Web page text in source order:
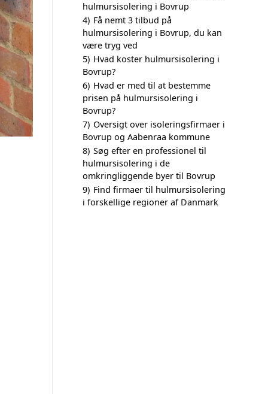
hulmursisolering i Bovrup
4) Få nemt 3 tilbud på
hulmursisolering i Bovrup, du kan
være tryg ved
5) Hvad koster hulmursisolering i
Bovrup?
6) Hvad er med til at bestemme
prisen på hulmursisolering i
Bovrup?
7) Oversigt over isoleringsfirmaer i
Bovrup og Aabenraa kommune
8) Søg efter en professionel til
hulmursisolering i de
omkringliggende byer til Bovrup
9) Find firmaer til hulmursisolering
i forskellige regioner af Danmark